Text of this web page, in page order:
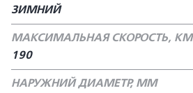
ЗИМНИЙ
МАКСИМАЛЬНАЯ СКОРОСТЬ, КМ
190
НАРУЖНИЙ ДИАМЕТР, ММ